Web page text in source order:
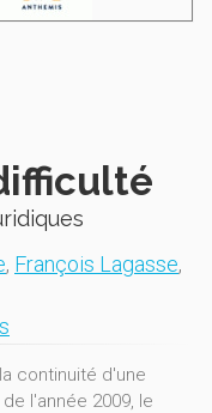
, François Lagasse,
continuité d'une
l'année 2009, le